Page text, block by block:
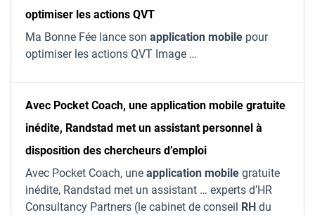
optimiser les actions QVT
Ma Bonne Fée lance son application mobile pour
optimiser les actions QVT Image …
Avec Pocket Coach, une application mobile gratuite
inédite, Randstad met un assistant personnel à
disposition des chercheurs d’emploi
Avec Pocket Coach, une application mobile gratuite
inédite, Randstad met un assistant … experts d’HR
Consultancy Partners (le cabinet de conseil
RH du